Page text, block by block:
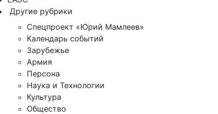
Другие рубрики
Спецпроект «Юрий Мамлеев»
Календарь событий
Зарубежье
Армия
Персона
Наука и Технологии
Культура
Общество